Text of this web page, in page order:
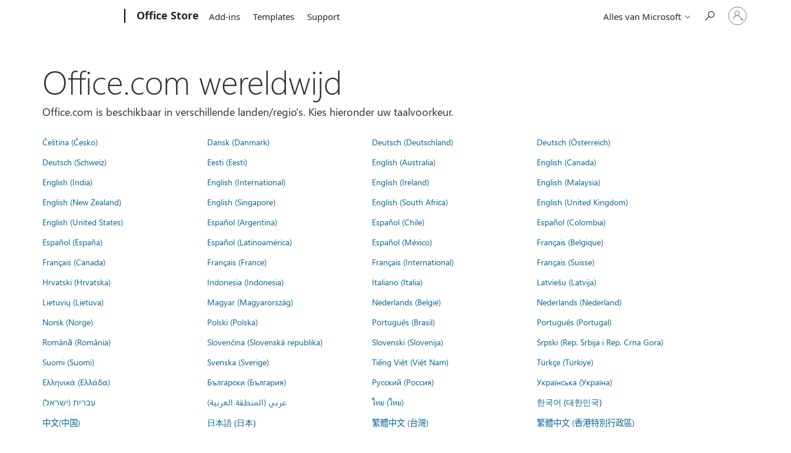
Office Store Add-ins Templates Support Alles van Microsoft
Meld
je
aan
Office.com wereldwijd
Office.com is beschikbaar in verschillende landen/regio's. Kies hieronder uw taalvoorkeur.
Čeština (Česko) Dansk (Danmark) Deutsch (Deutschland)
Deutsch (Österreich)
Deutsch (Schweiz)
Eesti (Eesti) English (Australia)
English (Canada)
English (India)
English (International) English (Ireland)
English (Malaysia)
English (New Zealand)
English (Singapore) English (South Africa)
English (United Kingdom)
English (United States)
Español (Argentina) Español (Chile)
Español (Colombia)
Español (España)
Español (Latinoamérica) Español (México)
Français (Belgique)
Français (Canada)
Français (France) Français (International)
Français (Suisse)
Hrvatski (Hrvatska)
Indonesia (Indonesia) Italiano (Italia)
Latviešu (Latvija)
Lietuvių (Lietuva)
Magyar (Magyarország) Nederlands (België)
Nederlands (Nederland)
Norsk (Norge)
Polski (Polska) Português (Brasil)
Português (Portugal)
Română (România)
Slovenčina (Slovenská republika) Slovenski (Slovenija)
Srpski (Rep. Srbija i Rep. Crna Gora)
Suomi (Suomi)
Svenska (Sverige) Tiếng Việt (Việt Nam)
Türkçe (Türkiye)
Ελληνικά (Ελλάδα)
Български (България) Русский (Россия)
Українська (Україна)
עברית (ישראל)
عربي (المنطقة العربية) ไทย (ไทย) 한국어 (대한민국)
中文(中国) 日本語 (日本) 繁體中文 (台灣) 繁體中文 (香港特別行政區)